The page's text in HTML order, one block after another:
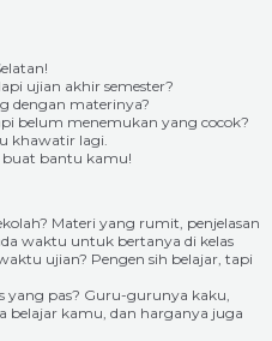
ujian akhir semester?
dengan materinya?
belum menemukan yang cocok?
khawatir lagi.
buat bantu kamu!
Materi yang rumit, penjelasan
waktu untuk bertanya di kelas
ujian? Pengen sih belajar, tapi
yang pas? Guru-gurunya kaku,
belajar kamu, dan harganya juga